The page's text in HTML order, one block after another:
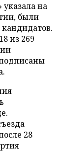
на
были
из 269
28